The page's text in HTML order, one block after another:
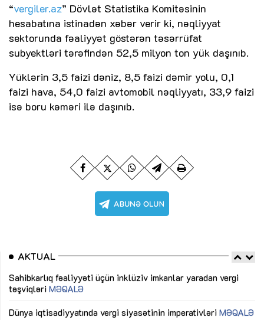
“vergiler.az” Dövlət Statistika Komitəsinin
hesabatına istinadən xəbər verir ki, nəqliyyat
sektorunda fəaliyyət göstərən təsərrüfat
subyektləri tərəfindən 52,5 milyon ton yük daşınıb.
Yüklərin 3,5 faizi dəniz, 8,5 faizi dəmir yolu, 0,1
faizi hava, 54,0 faizi avtomobil nəqliyyatı, 33,9 faizi
isə boru kəməri ilə daşınıb.
AKTUAL
Sahibkarlıq fəaliyyəti üçün inklüziv imkanlar yaradan vergi
təşviqləri MƏQALƏ
Dünya iqtisadiyyatında vergi siyasətinin imperativləri MƏQALƏ